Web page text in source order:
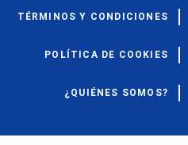
TÉRMINOS Y CONDICIONES
POLÍTICA DE COOKIES
¿QUIÉNES SOMOS?